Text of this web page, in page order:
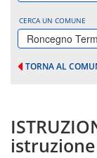
CERCA UN COMUNE
Roncegno
TORNA AL
istruzione